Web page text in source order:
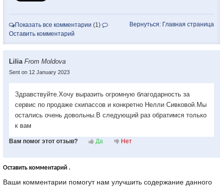
Вернуться: Главная страница
Показать все комментарии (1)
Оставить комментарий
Lilia From Moldova
Sent on 12 January 2023
Здравствуйте.Хочу выразить огромную благодарность за
сервис по продаже скипассов и конкретно Нелли Сивковой.Мы
остались очень довольны.В следующий раз обратимся только
к вам
Вам помог этот отзыв? Да Нет
Оставить комментарий .
Ваши комментарии помогут нам улучшить содержание данного